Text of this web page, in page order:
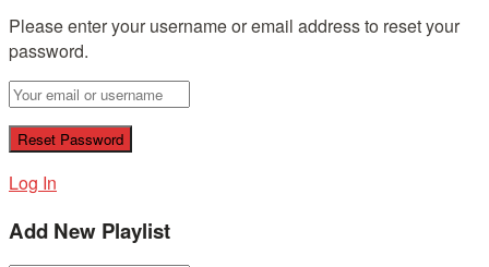
Please enter your username or email address to reset your
password.
Log In
Add New Playlist